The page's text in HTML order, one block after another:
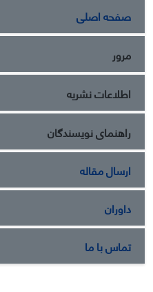
صفحه اصلی
مرور
اطلاعات نشریه
راهنمای نویسندگان
ارسال مقاله
داوران
تماس با ما